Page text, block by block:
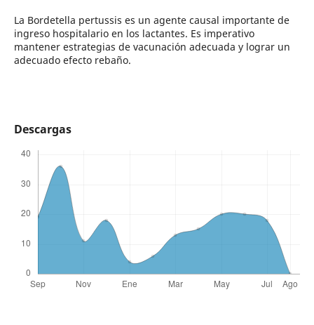
La Bordetella pertussis es un agente causal importante de
ingreso hospitalario en los lactantes. Es imperativo
mantener estrategias de vacunación adecuada y lograr un
adecuado efecto rebaño.
Descargas